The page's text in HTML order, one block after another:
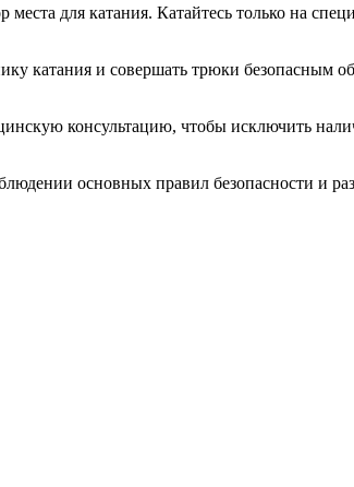
для катания. Катайтесь только на
катания и совершать трюки безопасным
консультацию, чтобы исключить
основных правил безопасности и